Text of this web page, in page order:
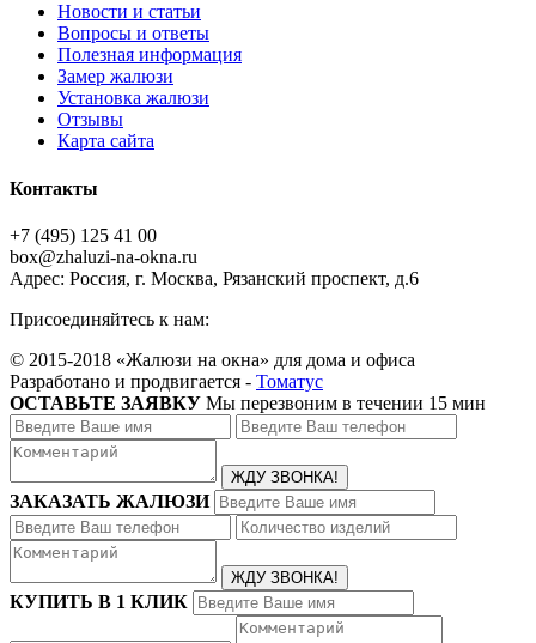
Новости и статьи
Вопросы и ответы
Полезная информация
Замер жалюзи
Установка жалюзи
Отзывы
Карта сайта
Контакты
+7 (495) 125 41 00
box@zhaluzi-na-okna.ru
Адрес: Россия, г. Москва, Рязанский проспект, д.6
Присоединяйтесь к нам:
© 2015-2018 «Жалюзи на окна» для дома и офиса
Разработано и продвигается - Томатус
ОСТАВЬТЕ ЗАЯВКУ Мы перезвоним в течении 15 мин
ЗАКАЗАТЬ ЖАЛЮЗИ
КУПИТЬ В 1 КЛИК